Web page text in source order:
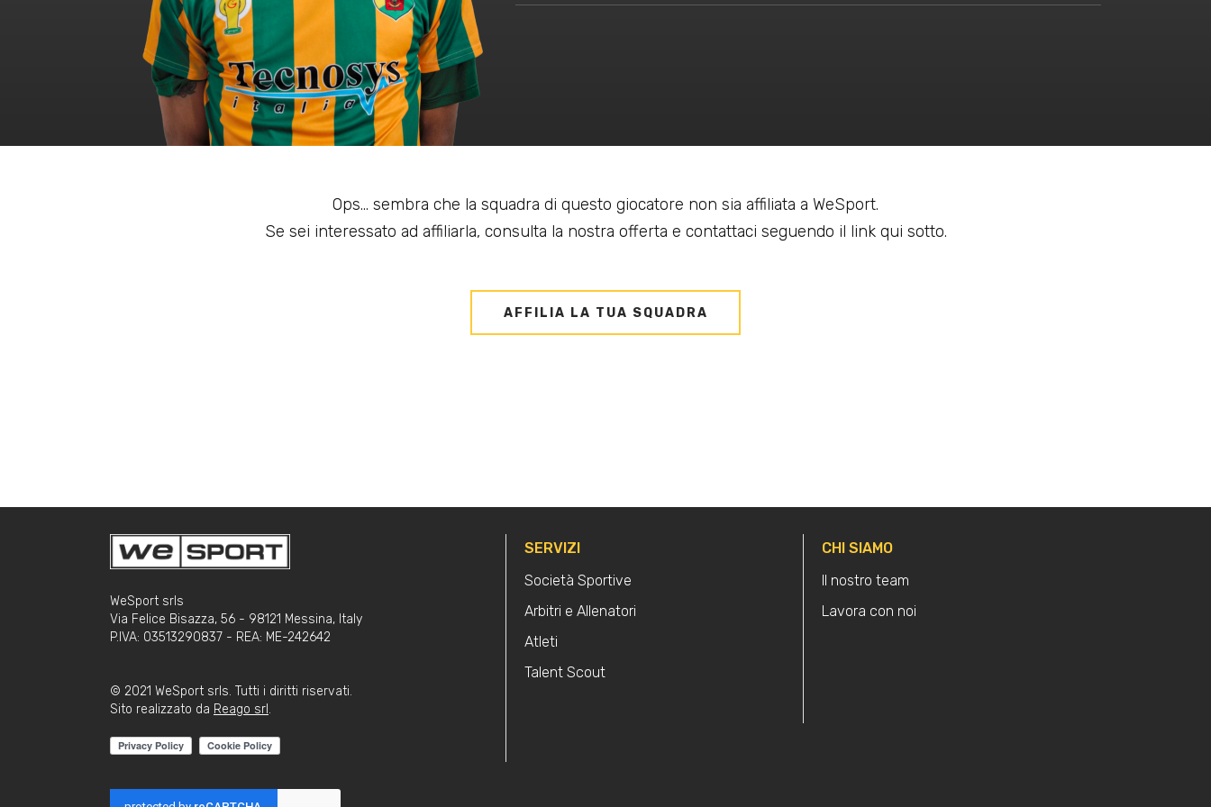
Ops... sembra che la squadra di questo giocatore non sia affiliata a WeSport.
Se sei interessato ad affiliarla, consulta la nostra offerta e contattaci seguendo il link qui sotto.
AFFILIA LA TUA SQUADRA
WeSport srls
Via Felice Bisazza, 56 - 98121 Messina, Italy
P.IVA: 03513290837 - REA: ME-242642
© 2021 WeSport srls. Tutti i diritti riservati.
Sito realizzato da Reago srl .
SERVIZI
Società Sportive
Arbitri e Allenatori
Atleti
Talent Scout
CHI SIAMO
Il nostro team
Lavora con noi